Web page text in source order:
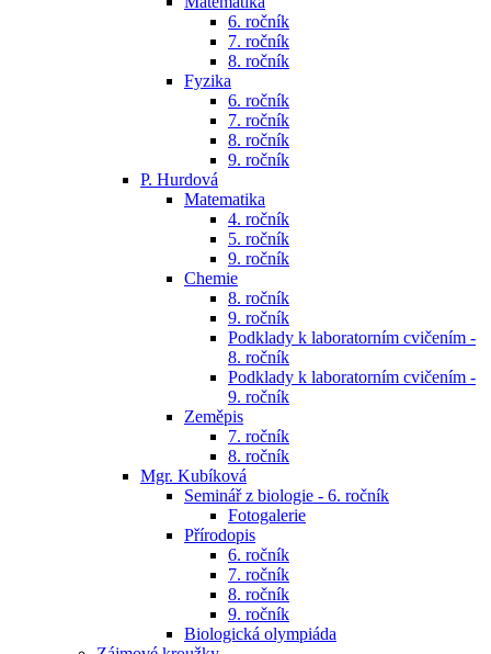
6. ročník
7. ročník
8. ročník
Fyzika
6. ročník
7. ročník
8. ročník
9. ročník
P. Hurdová
Matematika
4. ročník
5. ročník
9. ročník
Chemie
8. ročník
9. ročník
Podklady k laboratorním cvičením -
8. ročník
Podklady k laboratorním cvičením -
9. ročník
Zeměpis
7. ročník
8. ročník
Mgr. Kubíková
Seminář z biologie - 6. ročník
Fotogalerie
Přírodopis
6. ročník
7. ročník
8. ročník
9. ročník
Biologická olympiáda